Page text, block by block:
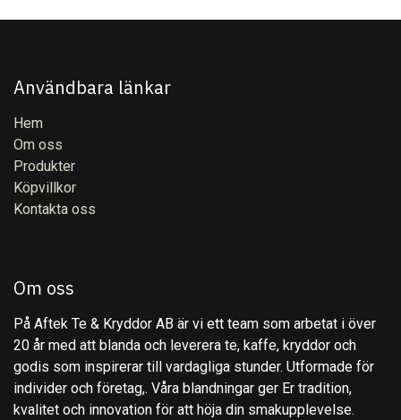
Användbara länkar
Hem
Om oss
Produkter
Köpvillkor
Kontakta oss
Om oss
På Aftek Te & Kryddor AB är vi ett team som arbetat i över
20 år med att blanda och leverera te, kaffe, kryddor och
godis som inspirerar till vardagliga stunder. Utformade för
individer och företag,. Våra blandningar ger Er tradition,
kvalitet och innovation för att höja din smakupplevelse.